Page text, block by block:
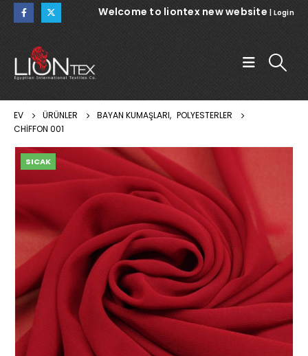
Welcome to liontex new website Login
EV ÜRÜNLER BAYAN KUMAŞLARI, POLYESTERLER
CHIFFON 001
SICAK